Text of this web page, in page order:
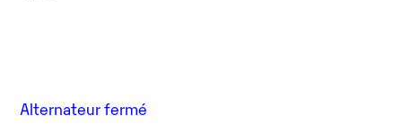
Alternateur fermé